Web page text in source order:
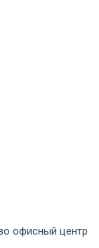
офисный центр